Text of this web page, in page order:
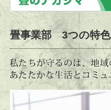
畳事業部 3つの特色